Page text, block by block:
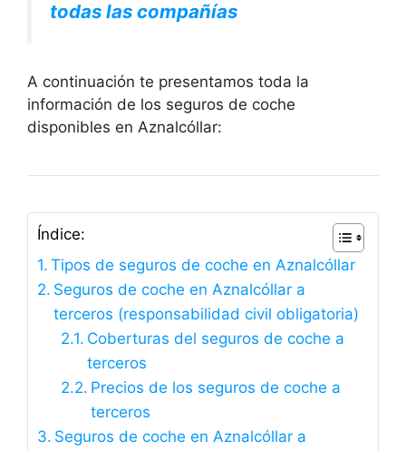
todas las compañías
A continuación te presentamos toda la
información de los seguros de coche
disponibles en Aznalcóllar:
Índice:
Tipos de seguros de coche en Aznalcóllar
Seguros de coche en Aznalcóllar a
terceros (responsabilidad civil obligatoria)
Coberturas del seguros de coche a
terceros
Precios de los seguros de coche a
terceros
Seguros de coche en Aznalcóllar a